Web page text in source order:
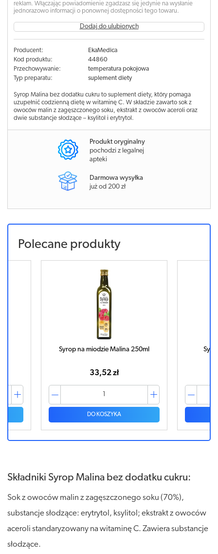
reklam. Włączając powiadomienie zgadzasz się jedynie na wysłanie
jednorazowo informacji o ponownej dostępności tego towaru.
Dodaj do ulubionych
Producent:
EkaMedica
Kod produktu:
44860
Przechowywanie:
temperatura pokojowa
Typ preparatu:
suplement diety
Syrop Malina bez dodatku cukru to suplement diety, który pomaga
uzupełnić codzienną dietę w witaminę C. W składzie zawarto sok z
owoców malin z zagęszczonego soku, ekstrakt z owoców aceroli oraz
dwie substancje słodzące – ksylitol i erytrytol.
Produkt oryginalny
pochodzi z legalnej
apteki
Darmowa wysyłka
już od 200 zł
Polecane produkty
Syrop na miodzie Malina 250ml
33,52 zł
DO KOSZYKA
Składniki Syrop Malina bez dodatku cukru:
Sok z owoców malin z zagęszczonego soku (70%),
substancje słodzące: erytrytol, ksylitol; ekstrakt z owoców
aceroli standaryzowany na witaminę C. Zawiera substancje
słodzące.